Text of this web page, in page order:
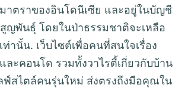
มาตราของอินโดนีเซีย และอยู่ในบัญชี
ญพันธุ์ โดยในป่าธรรมชาติจะเหลือ
ท่านั้น. เว็บไซต์เพื่อคนที่สนใจเรื่อง
ละคอนโด รวมทั้งวาไรตี้เกี่ยวกับบ้าน
ฟ์สไตล์คนรุ่นใหม่ ส่งตรงถึงมือคุณใน